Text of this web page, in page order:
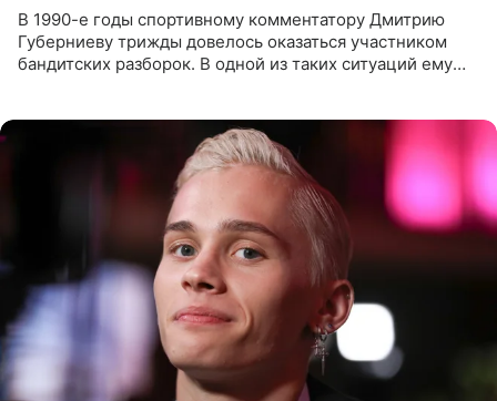
В 1990-е годы спортивному комментатору Дмитрию
Губерниеву трижды довелось оказаться участником
бандитских разборок. В одной из таких ситуаций ему